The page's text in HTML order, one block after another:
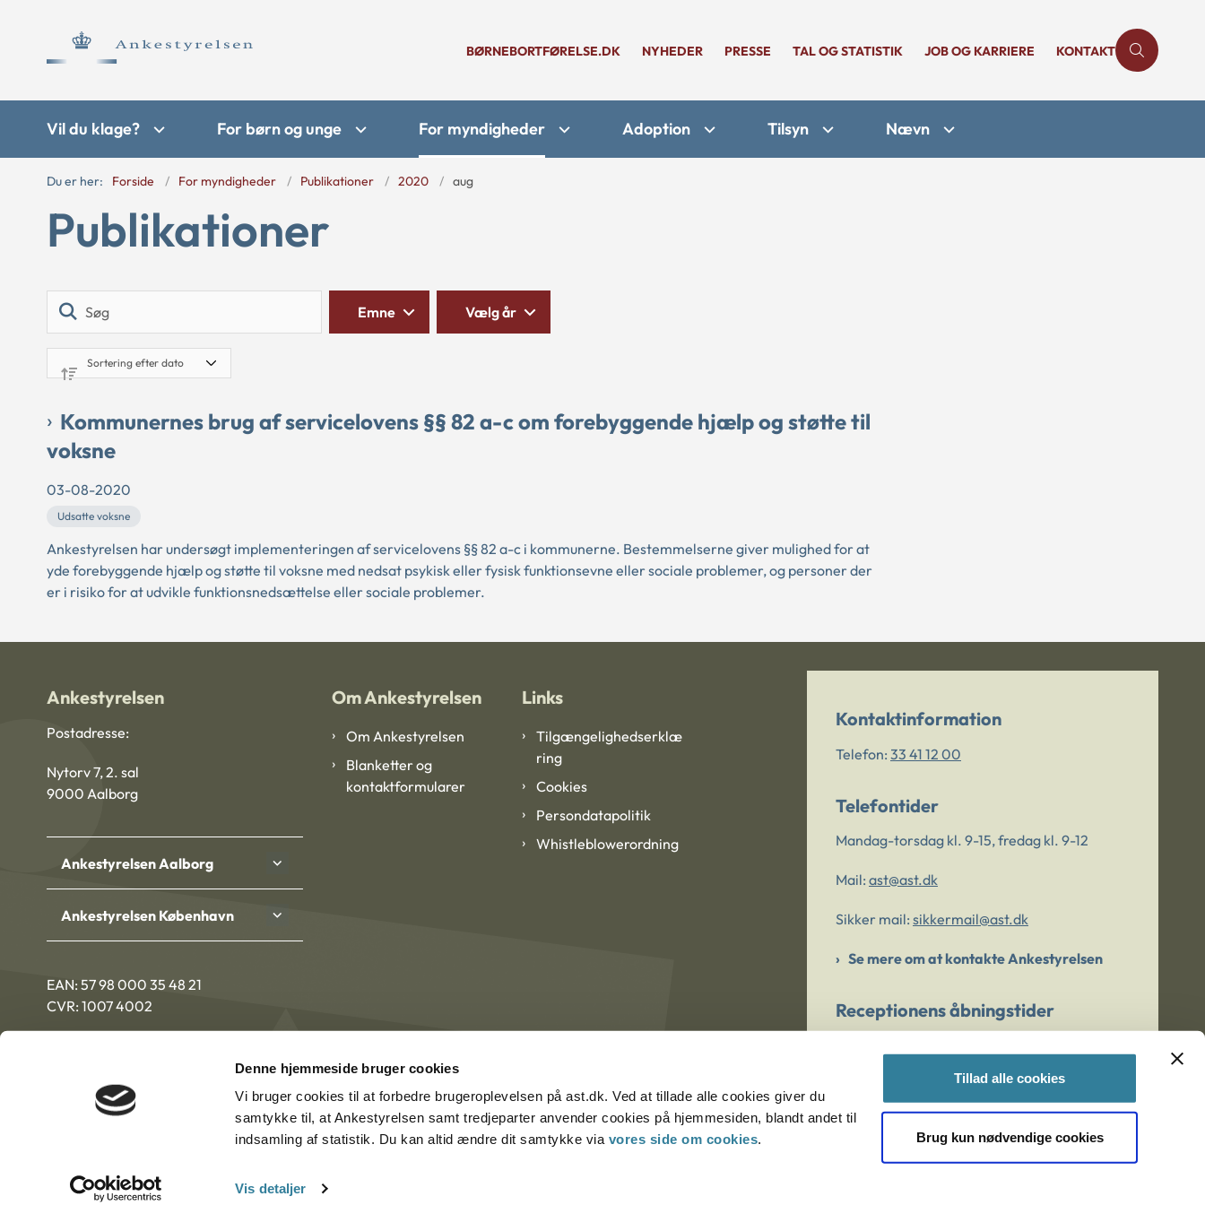
Denne hjemmeside bruger cookies
Vi bruger cookies til at forbedre brugeroplevelsen på ast.dk. Ved at tillade alle cookies giver du
samtykke til, at Ankestyrelsen samt tredjeparter anvender cookies på hjemmesiden, blandt andet til
indsamling af statistik. Du kan altid ændre dit samtykke via vores side om cookies.
Vis detaljer
Tillad alle cookies
Brug kun nødvendige cookies
BØRNEBORTFØRELSE.DK NYHEDER PRESSE TAL OG STATISTIK JOB OG KARRIERE KONTAKT
Vil du klage? For børn og unge For myndigheder Adoption Tilsyn Nævn
Du er her: Forside For myndigheder Publikationer 2020 aug
Publikationer
Emne Vælg år
Kommunernes brug af servicelovens §§ 82 a-c om forebyggende hjælp og støtte til
voksne
03-08-2020
Udsatte voksne
Ankestyrelsen har undersøgt implementeringen af servicelovens §§ 82 a-c i kommunerne. Bestemmelserne giver mulighed for at
yde forebyggende hjælp og støtte til voksne med nedsat psykisk eller fysisk funktionsevne eller sociale problemer, og personer der
er i risiko for at udvikle funktionsnedsættelse eller sociale problemer.
Ankestyrelsen
Postadresse:
Nytorv 7, 2. sal
9000 Aalborg
Ankestyrelsen Aalborg
Ankestyrelsen København
EAN: 57 98 000 35 48 21
CVR: 1007 4002
Om Ankestyrelsen
Om Ankestyrelsen
Blanketter og
kontaktformularer
Links
Tilgængelighedserklæ
ring
Cookies
Persondatapolitik
Whistleblowerordning
Kontaktinformation
Telefon: 33 41 12 00
Telefontider
Mandag-torsdag kl. 9-15, fredag kl. 9-12
Mail: ast@ast.dk
Sikker mail: sikkermail@ast.dk
Se mere om at kontakte Ankestyrelsen
Receptionens åbningstider
Er du bekymret for et barn/en ung?